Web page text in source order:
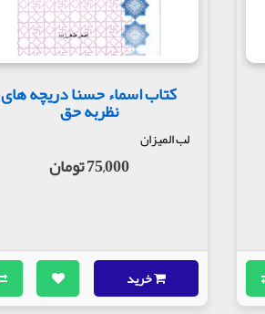
کتاب اسماء حسنا دریچه های
نظربه حق
لب المیزان
75,000 تومان
خرید